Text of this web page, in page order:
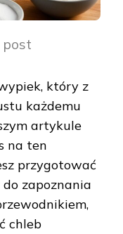
post
który z
każdemu
artykule
na ten
przygotować
zapoznania
chleb